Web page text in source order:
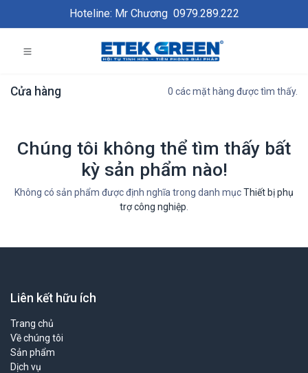
Hoteline: Mr Chương 0979.289.222
Cửa hàng 0 các mặt hàng được tìm thấy.
Chúng tôi không thể tìm thấy bất
kỳ sản phẩm nào!
Không có sản phẩm được định nghĩa trong danh mụcThiết bị phụ
trợ công nghiệp
Liên kết hữu ích
Trang chủ
Về chúng tôi
Sản phẩm
Dịch vụ